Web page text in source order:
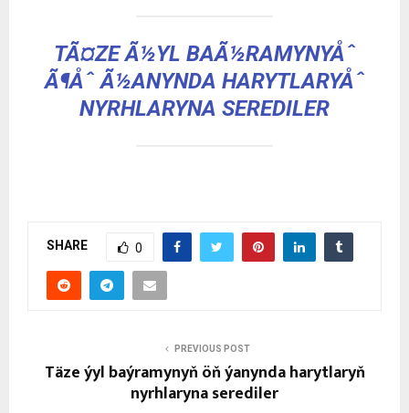
TÃ¤ZE Ã½YL BAÃ½RAMYNYÅˆ
Ã¶Åˆ Ã½ANYNDA HARYTLARYÅˆ
NYRHLARYNA SEREDILER
SHARE 0
PREVIOUS POST
Täze ýyl baýramynyň öň ýanynda harytlaryň
nyrhlaryna serediler